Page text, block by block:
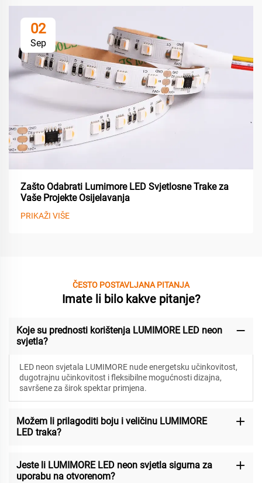
02
Sep
Zašto Odabrati Lumimore LED Svjetlosne Trake za
Vaše Projekte Osijelavanja
PRIKAŽI VIŠE
ČESTO POSTAVLJANA PITANJA
Imate li bilo kakve pitanje?
Koje su prednosti korištenja LUMIMORE LED neon
svjetla?
LED neon svjetala LUMIMORE nude energetsku učinkovitost,
dugotrajnu učinkovitost i fleksibilne mogućnosti dizajna,
savršene za širok spektar primjena.
Možem li prilagoditi boju i veličinu LUMIMORE
LED traka?
Jeste li LUMIMORE LED neon svjetla sigurna za
uporabu na otvorenom?